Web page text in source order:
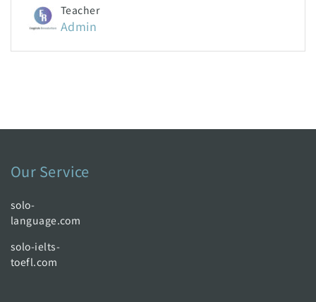
Teacher
Admin
Our Service
solo-
language.com
solo-ielts-
toefl.com